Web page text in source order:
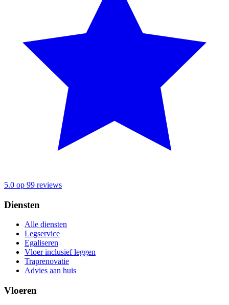
5.0 op 99 reviews
Diensten
Alle diensten
Legservice
Egaliseren
Vloer inclusief leggen
Traprenovatie
Advies aan huis
Vloeren